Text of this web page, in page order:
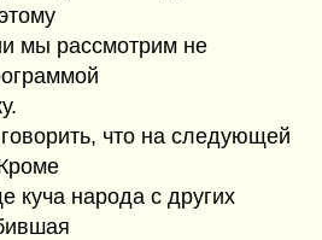
мы рассмотрим не
что на следующей
куча народа с других